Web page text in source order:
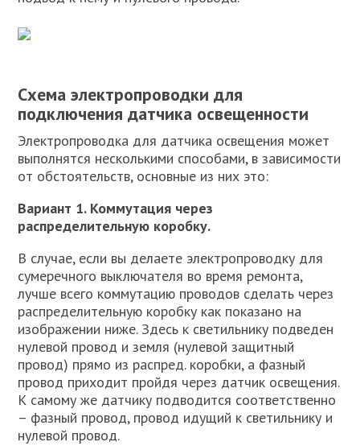
Схема электропроводки для
подключения датчика освещенности
Электропроводка для датчика освещения может
выполнятся несколькими способами, в зависимости
от обстоятельств, основные из них это:
Вариант 1. Коммутация через
распределительную коробку.
В случае, если вы делаете электропроводку для
сумеречного выключателя во время ремонта,
лучше всего коммутацию проводов сделать через
распределительную коробку как показано на
изображении ниже. Здесь к светильнику подведен
нулевой провод и земля (нулевой защитный
провод) прямо из распред. коробки, а фазный
провод приходит пройдя через датчик освещения.
К самому же датчику подводится соответственно
– фазный провод, провод идущий к светильнику и
нулевой провод.